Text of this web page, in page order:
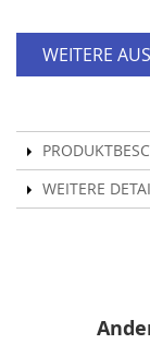
WEITERE
WEITERE